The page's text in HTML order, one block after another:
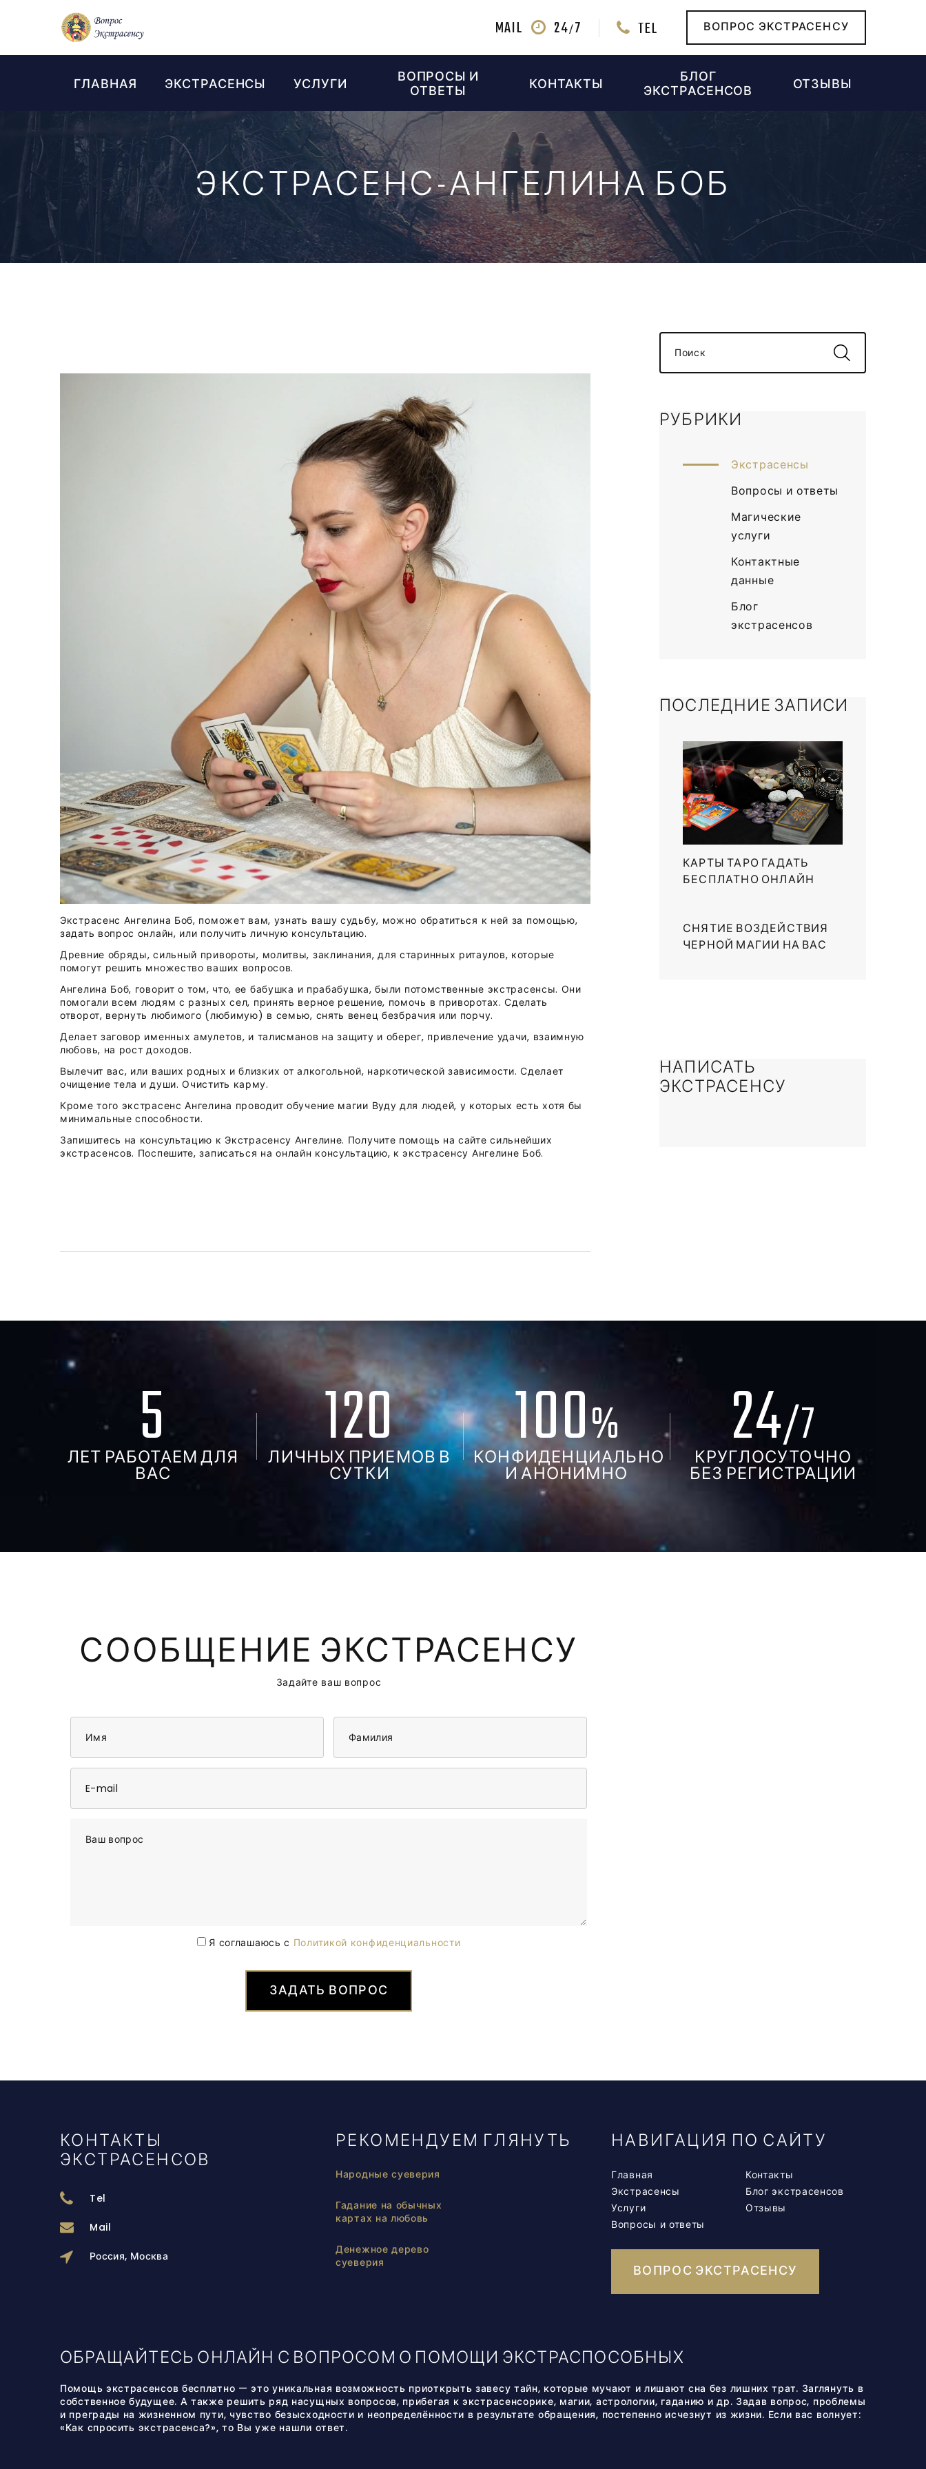
MAIL 24/7 TEL ВОПРОС ЭКСТРАСЕНСУ
ГЛАВНАЯ ЭКСТРАСЕНСЫ УСЛУГИ
ВОПРОСЫ И
ОТВЕТЫ
КОНТАКТЫ
БЛОГ
ЭКСТРАСЕНСОВ
ОТЗЫВЫ
ЭКСТРАСЕНС-АНГЕЛИНА БОБ
Экстрасенс Ангелина Боб, поможет вам, узнать вашу судьбу, можно обратиться к ней за помощью,
задать вопрос онлайн, или получить личную консультацию.
Древние обряды, сильный привороты, молитвы, заклинания, для старинных ритаулов, которые
помогут решить множество ваших вопросов.
Ангелина Боб, говорит о том, что, ее бабушка и прабабушка, были потомственные экстрасенсы. Они
помогали всем людям с разных сел, принять верное решение, помочь в приворотах. Сделать
отворот, вернуть любимого (любимую) в семью, снять венец безбрачия или порчу.
Делает заговор именных амулетов, и талисманов на защиту и оберег, привлечение удачи, взаимную
любовь, на рост доходов.
Вылечит вас, или ваших родных и близких от алкогольной, наркотической зависимости. Сделает
очищение тела и души. Очистить карму.
Кроме того экстрасенс Ангелина проводит обучение магии Вуду для людей, у которых есть хотя бы
минимальные способности.
Запишитесь на консультацию к Экстрасенсу Ангелине. Получите помощь на сайте сильнейших
экстрасенсов. Поспешите, записаться на онлайн консультацию, к экстрасенсу Ангелине Боб.
Поиск
РУБРИКИ
Экстрасенсы
Вопросы и ответы
Магические
услуги
Контактные
данные
Блог
экстрасенсов
ПОСЛЕДНИЕ ЗАПИСИ
КАРТЫ ТАРО ГАДАТЬ
БЕСПЛАТНО ОНЛАЙН
СНЯТИЕ ВОЗДЕЙСТВИЯ
ЧЕРНОЙ МАГИИ НА ВАС
НАПИСАТЬ
ЭКСТРАСЕНСУ
5
ЛЕТ РАБОТАЕМ ДЛЯ
ВАС
120
ЛИЧНЫХ ПРИЕМОВ В
СУТКИ
100%
КОНФИДЕНЦИАЛЬНО
И АНОНИМНО
24/7
КРУГЛОСУТОЧНО
БЕЗ РЕГИСТРАЦИИ
СООБЩЕНИЕ ЭКСТРАСЕНСУ
Задайте ваш вопрос
Имя Фамилия
E-mail
Ваш вопрос
Я соглашаюсь с Политикой конфиденциальности
ЗАДАТЬ ВОПРОС
КОНТАКТЫ
ЭКСТРАСЕНСОВ
Tel
Mail
Россия, Москва
РЕКОМЕНДУЕМ ГЛЯНУТЬ
Народные суеверия
Гадание на обычных
картах на любовь
Денежное дерево
суеверия
НАВИГАЦИЯ ПО САЙТУ
Главная
Экстрасенсы
Услуги
Вопросы и ответы
Контакты
Блог экстрасенсов
Отзывы
ВОПРОС ЭКСТРАСЕНСУ
ОБРАЩАЙТЕСЬ ОНЛАЙН С ВОПРОСОМ О ПОМОЩИ ЭКСТРАСПОСОБНЫХ
Помощь экстрасенсов бесплатно — это уникальная возможность приоткрыть завесу тайн, которые мучают и лишают сна без лишних трат. Заглянуть в
собственное будущее. А также решить ряд насущных вопросов, прибегая к экстрасенсорике, магии, астрологии, гаданию и др. Задав вопрос, проблемы
и преграды на жизненном пути, чувство безысходности и неопределённости в результате обращения, постепенно исчезнут из жизни. Если вас волнует:
«Как спросить экстрасенса?», то Вы уже нашли ответ.